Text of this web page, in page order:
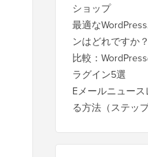
ショップ
最適な
ンはどれですか
比較：
ラグイン5選
Eメールニュー
る方法（ステッ